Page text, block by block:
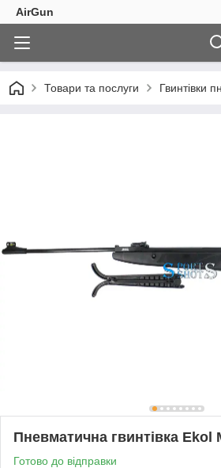
AirGun
Товари та послуги Гвинтівки
Пневматична гвинтівка Ekol
Готово до відправки